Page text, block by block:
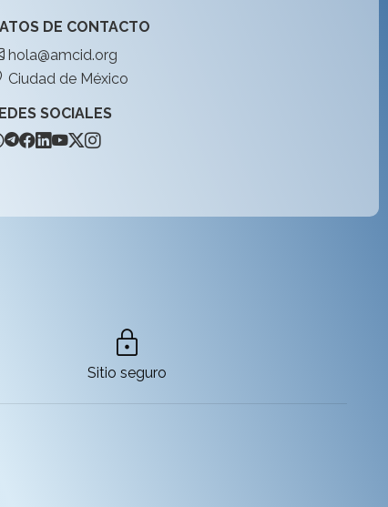
DE CONTACTO
hola@amcid.org
Ciudad de México
SOCIALES
lock
Sitio seguro